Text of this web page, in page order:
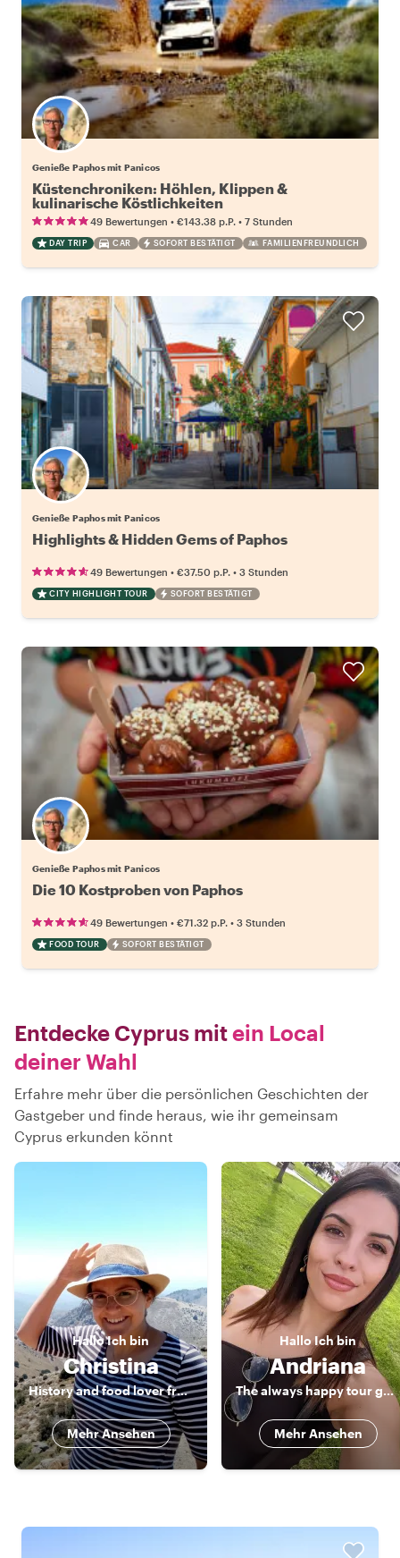
Genieße Paphos mit Panicos
Küstenchroniken: Höhlen, Klippen &
kulinarische Köstlichkeiten
49 Bewertungen • €143.38 p.P. • 7 Stunden
DAY TRIP CAR SOFORT BESTÄTIGT FAMILIENFREUNDLICH
Genieße Paphos mit Panicos
Highlights & Hidden Gems of Paphos
49 Bewertungen • €37.50 p.P. • 3 Stunden
CITY HIGHLIGHT TOUR SOFORT BESTÄTIGT
Genieße Paphos mit Panicos
Die 10 Kostproben von Paphos
49 Bewertungen • €71.32 p.P. • 3 Stunden
FOOD TOUR SOFORT BESTÄTIGT
Entdecke Cyprus mitein Local
deiner Wahl
Erfahre mehr über die persönlichen Geschichten der
Gastgeber und finde heraus, wie ihr gemeinsam
Cyprus erkunden könnt
HalloIch bin
Christina
History and food lover from Cyprus
Mehr Ansehen
HalloIch bin
Andriana
The always happy tour guide
Mehr Ansehen